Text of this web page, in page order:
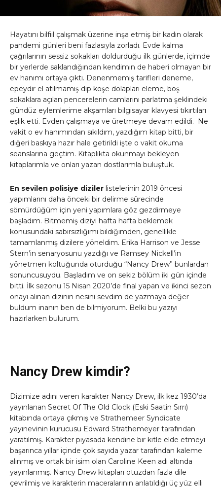
Hayatını bilfiil çalışmak üzerine inşa etmiş bir kadın olarak
pandemi günleri beni fazlasıyla zorladı. Evde kalma
çağrılarının sessiz sokakları doldurduğu ilk günlerde, içimde
bir yerlerde saklandığından kendimin de haberi olmayan bir
ev hanımı ortaya çıktı. Denenmemiş tarifleri deneme,
epeydir el atılmamış dip köşe dolapları eleme, boş
sokaklara açılan pencerelerin camlarını parlatma şeklindeki
gündüz eylemlerime akşamları bilgisayar klavyesi tıkırtıları
eşlik etti. Evden çalışmaya ve üretmeye devam edildi. Ne
vakit o ev hanımından sıkıldım, yazdığım kitap bitti, bir
diğeri baskıya hazır hale getirildi işte o vakit okuma
seanslarına geçtim. Kitaplıkta okunmayı bekleyen
kitaplarımla ve onları yazan dostlarımla buluştuk.
En sevilen polisiye diziler listelerinin 2019 öncesi
yapımlarını daha önceki bir delirme sürecinde
sömürdüğüm için yeni yapımlara göz gezdirmeye
başladım. Bitmemiş diziyi hafta hafta beklemek
konusundaki sabırsızlığımı bildiğimden, genellikle
tamamlanmış dizilere yöneldim. Erika Harrison ve Jesse
Stern’in senaryosunu yazdığı ve Ramsey Nickell’in
yönetmen koltuğunda oturduğu “Nancy Drew” bunlardan
sonuncusuydu. Başladım ve on sekiz bölüm iki gün içinde
bitti. İlk sezonu 15 Nisan 2020’de final yapan ve ikinci sezon
onayı alınan dizinin nesini sevdim de yazmaya değer
buldum inanın ben de bilmiyorum. Belki bu yazıyı
hazırlarken bulurum.
Nancy Drew kimdir?
Dizimize adını veren karakter Nancy Drew, ilk kez 1930’da
yayınlanan Secret Of The Old Clock (Eski Saatin Sırrı)
kitabında ortaya çıkmış ve Strathemeer Syndicate
yayınevinin kurucusu Edward Strathemeyer tarafından
yaratılmış. Karakter piyasada kendine bir kitle elde etmeyi
başarınca yıllar içinde çok sayıda yazar tarafından kaleme
alınmış ve ortak bir isim olan Caroline Keen adı altında
yayınlanmış. Nancy Drew kitapları otuzdan fazla dile
çevrilmiş ve karakterin maceralarının anlatıldığı üç yüz elli